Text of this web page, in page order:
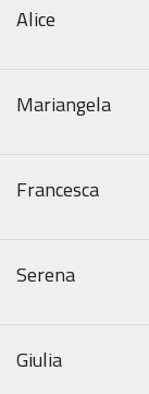
Alice
Mariangela
Francesca
Serena
Giulia